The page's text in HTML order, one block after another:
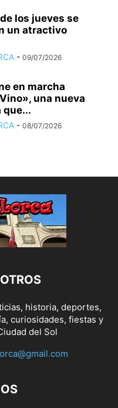
los jueves se
un atractivo
- 09/07/2026
en marcha
una nueva
que...
- 08/07/2026
historia, deportes,
curiosidades, fiestas y
del Sol